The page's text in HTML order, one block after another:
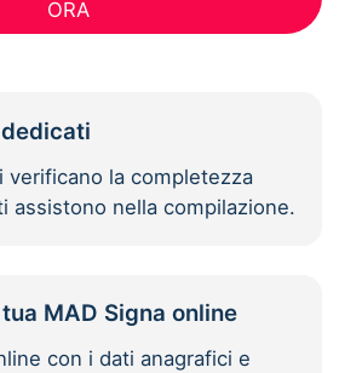
ORA
verificano la completezza
assistono nella compilazione.
MAD Signa online
con i dati anagrafici e